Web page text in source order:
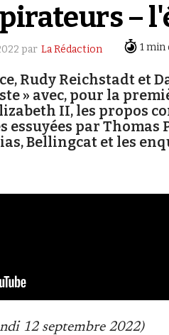
–
par La Rédaction 1 min
Rudy Reichstadt et
» avec, pour la
II, les propos
essuyées par Thomas
Bellingcat et les
12 septembre 2022)